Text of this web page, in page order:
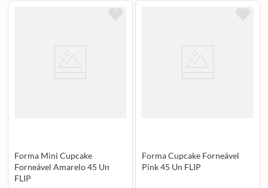
Forma Mini Cupcake
Forneável Amarelo 45 Un
FLIP
Forma Cupcake Forneável
Pink 45 Un FLIP